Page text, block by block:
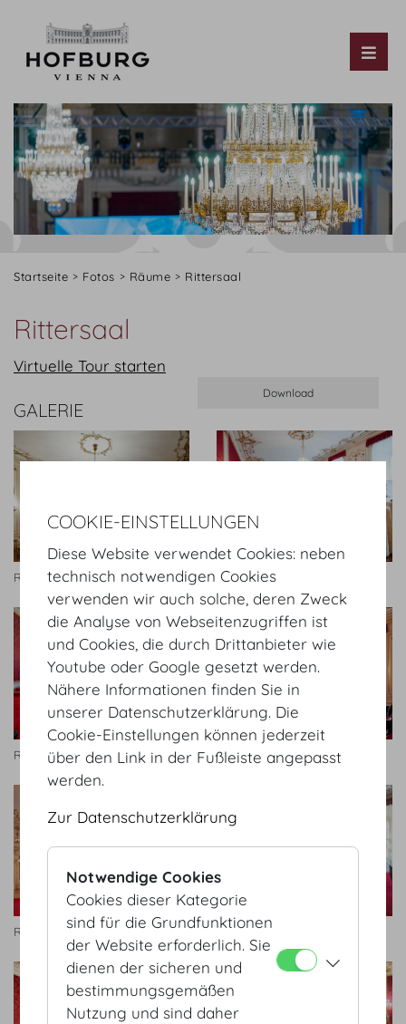
Startseite Fotos Räume Rittersaal
Rittersaal
Virtuelle Tour starten
GALERIE
Rittersaal Rittersaal
Rittersaal Rittersaal
Rittersaal Rittersaal
COOKIE-EINSTELLUNGEN
Diese Website verwendet Cookies: neben
technisch notwendigen Cookies
verwenden wir auch solche, deren Zweck
die Analyse von Webseitenzugriffen ist
und Cookies, die durch Drittanbieter wie
Youtube oder Google gesetzt werden.
Nähere Informationen finden Sie in
unserer Datenschutzerklärung. Die
Cookie-Einstellungen können jederzeit
über den Link in der Fußleiste angepasst
werden.
Zur Datenschutzerklärung
Notwendige Cookies
Cookies dieser Kategorie
sind für die Grundfunktionen
der Website erforderlich. Sie
dienen der sicheren und
bestimmungsgemäßen
Nutzung und sind daher